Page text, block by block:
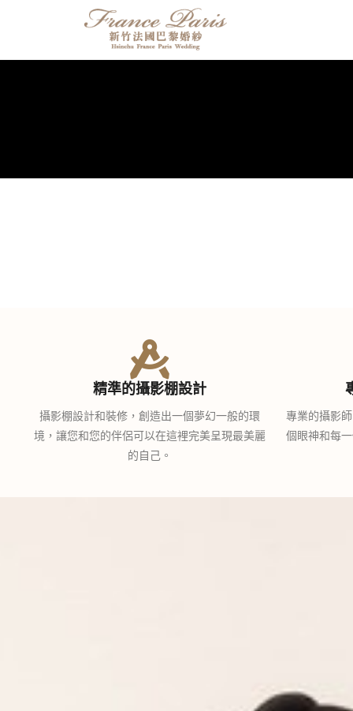
精準的攝影棚設計
攝影棚設計和裝修，創造出一個夢幻一般的環
境，讓您和您的伴侶可以在這裡完美呈現最美麗
的自己。
專業的攝影
個眼神和每